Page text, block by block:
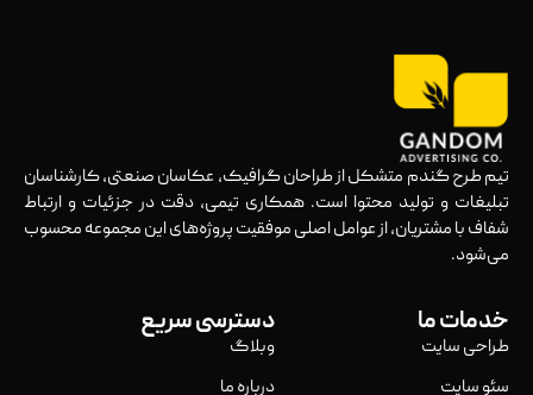
تیم طرح گندم متشکل از طراحان گرافیک، عکاسان صنعتی، کارشناسان
تبلیغات و تولید محتوا است. همکاری تیمی، دقت در جزئیات و ارتباط
شفاف با مشتریان، از عوامل اصلی موفقیت پروژه‌های این مجموعه محسوب
می‌شود.
خدمات ما
طراحی سایت
سئو سایت
دسترسی سریع
وبلاگ
درباره ما